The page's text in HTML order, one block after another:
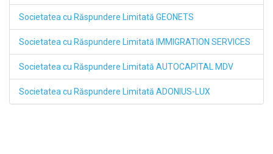
Societatea cu Răspundere Limitată GEONETS
Societatea cu Răspundere Limitată IMMIGRATION SERVICES
Societatea cu Răspundere Limitată AUTOCAPITAL MDV
Societatea cu Răspundere Limitată ADONIUS-LUX